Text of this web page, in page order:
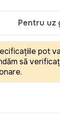
Pentru uz
pot
să